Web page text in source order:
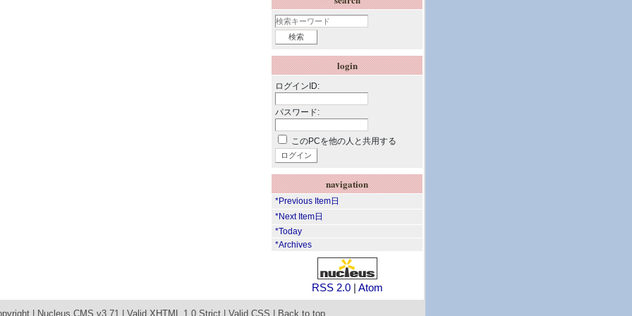
login
ログインID:
パスワード:
このPCを他の人と共用する
navigation
*Previous Item日
*Next Item日
*Today
*Archives
RSS 2.0| Atom